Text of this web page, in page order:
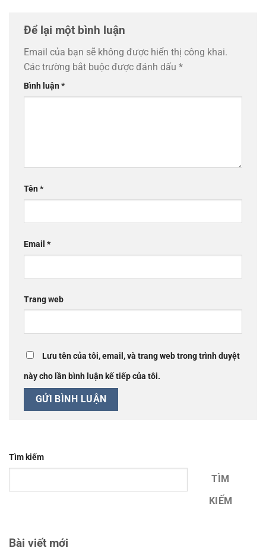
Để lại một bình luận
Email của bạn sẽ không được hiển thị công khai.
Các trường bắt buộc được đánh dấu *
Bình luận*
Tên*
Email *
Trang web
Lưu tên của tôi, email, và trang web trong trình duyệt
này cho lần bình luận kế tiếp của tôi.
Tìm kiếm
TÌM
KIẾM
Bài viết mới